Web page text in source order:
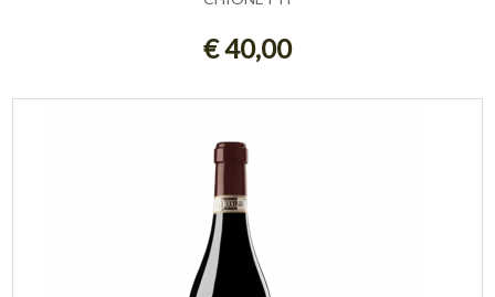
AGGIUNGI AL CARRELLO
€ 40,00